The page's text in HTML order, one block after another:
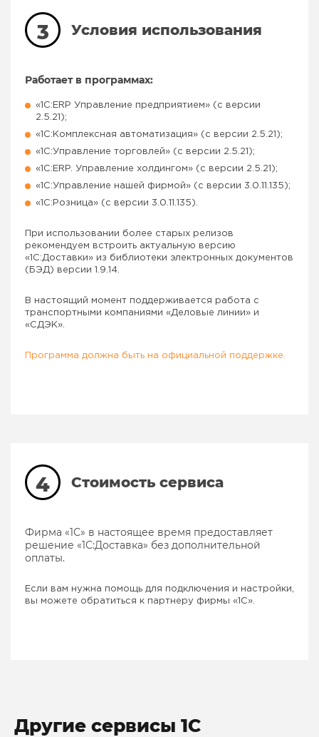
3 Условия использования
Работает в программах:
«1С:ERP Управление предприятием» (с версии
2.5.21);
«1С:Комплексная автоматизация» (с версии 2.5.21);
«1С:Управление торговлей» (с версии 2.5.21);
«1С:ERP. Управление холдингом» (с версии 2.5.21);
«1С:Управление нашей фирмой» (с версии 3.0.11.135);
«1С:Розница» (с версии 3.0.11.135).
При использовании более старых релизов
рекомендуем встроить актуальную версию
«1С:Доставки» из библиотеки электронных документов
(БЭД) версии 1.9.14.
В настоящий момент поддерживается работа с
транспортными компаниями «Деловые линии» и
«СДЭК».
Программа должна быть на официальной поддержке.
4 Стоимость сервиса
Фирма «1С» в настоящее время предоставляет
решение «1С:Доставка» без дополнительной
оплаты.
Если вам нужна помощь для подключения и настройки,
вы можете обратиться к партнеру фирмы «1С».
Другие сервисы 1С